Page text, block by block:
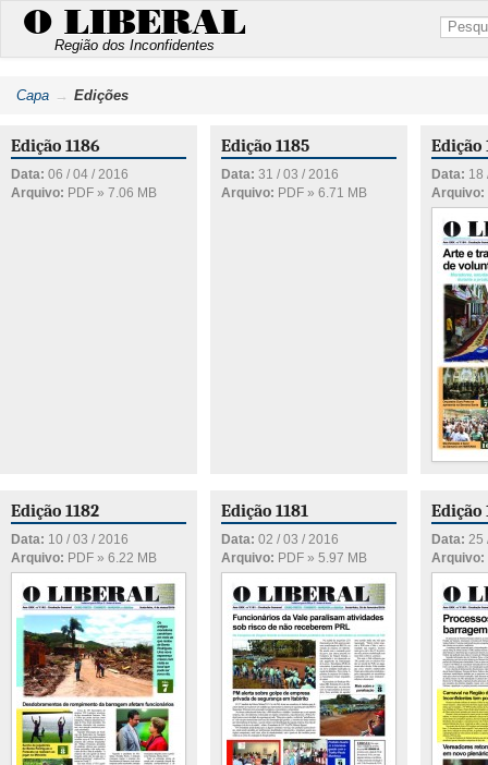
O LIBERAL
Região dos Inconfidentes
Capa Edições
Edição 1186
Data: 06 / 04 / 2016
Arquivo: PDF » 7.06 MB
Edição 1185
Data: 31 / 03 / 2016
Arquivo: PDF » 6.71 MB
Edição
Data: 18
Arquivo:
Edição 1182
Data: 10 / 03 / 2016
Arquivo: PDF » 6.22 MB
Edição 1181
Data: 02 / 03 / 2016
Arquivo: PDF » 5.97 MB
Edição
Data: 25
Arquivo: